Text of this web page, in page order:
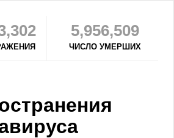
5,956,509
ЧИСЛО УМЕРШИХ